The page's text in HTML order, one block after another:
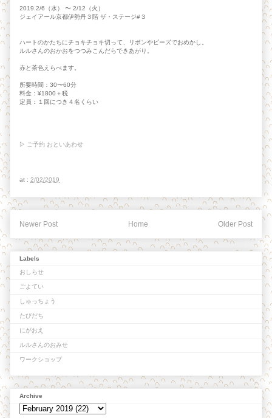
2019.2/6（水） 〜 2/12（火）
ジェイアール京都伊勢丹３階 ザ・ステージ#３
ハートのかたちにチョキチョキ切って、リボンやビーズでおめかし。
ルルさんのおかおをつつみこんだらできあがり。
赤と茶色えらべます。
所要時間：30〜60分
料金：¥1800＋税
定員：１回につき４名くらい
▷ ご予約 おといあわせ
at : 2/02/2019
Newer Post Older Post
Home
Labels
おしらせ
ごよてい
しゅっちょう
たびだち
にがおえ
ルルさんのおみせ
ワークショップ
Archive